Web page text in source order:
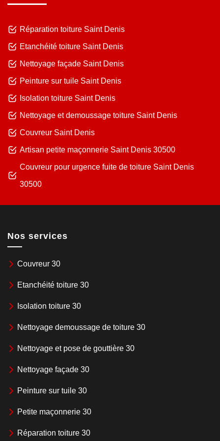
Réparation toiture Saint Denis
Etanchéité toiture Saint Denis
Nettoyage façade Saint Denis
Peinture sur tuile Saint Denis
Isolation toiture Saint Denis
Nettoyage et demoussage toiture Saint Denis
Couvreur Saint Denis
Artisan petite maçonnerie Saint Denis 30500
Couvreur pour urgence fuite de toiture Saint Denis
30500
Nos services
Couvreur 30
Etanchéité toiture 30
Isolation toiture 30
Nettoyage demoussage de toiture 30
Nettoyage et pose de gouttière 30
Nettoyage façade 30
Peinture sur tuile 30
Petite maçonnerie 30
Réparation toiture 30